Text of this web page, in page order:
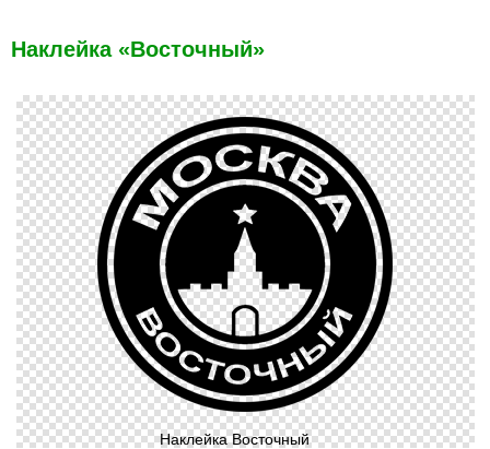
Наклейка «Восточный»
Наклейка Восточный